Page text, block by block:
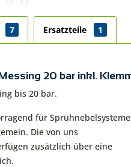
7 Ersatzteile 1
20 bar inkl.
bis 20 bar.
für
Die von uns
zusätzlich über eine